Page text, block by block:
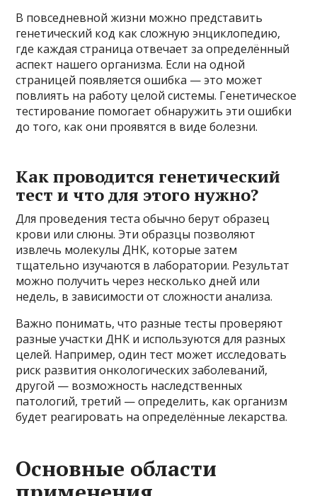
В повседневной жизни можно представить
генетический код как сложную энциклопедию,
где каждая страница отвечает за определённый
аспект нашего организма. Если на одной
страницей появляется ошибка — это может
повлиять на работу целой системы. Генетическое
тестирование помогает обнаружить эти ошибки
до того, как они проявятся в виде болезни.
Как проводится генетический
тест и что для этого нужно?
Для проведения теста обычно берут образец
крови или слюны. Эти образцы позволяют
извлечь молекулы ДНК, которые затем
тщательно изучаются в лаборатории. Результат
можно получить через несколько дней или
недель, в зависимости от сложности анализа.
Важно понимать, что разные тесты проверяют
разные участки ДНК и используются для разных
целей. Например, один тест может исследовать
риск развития онкологических заболеваний,
другой — возможность наследственных
патологий, третий — определить, как организм
будет реагировать на определённые лекарства.
Основные области